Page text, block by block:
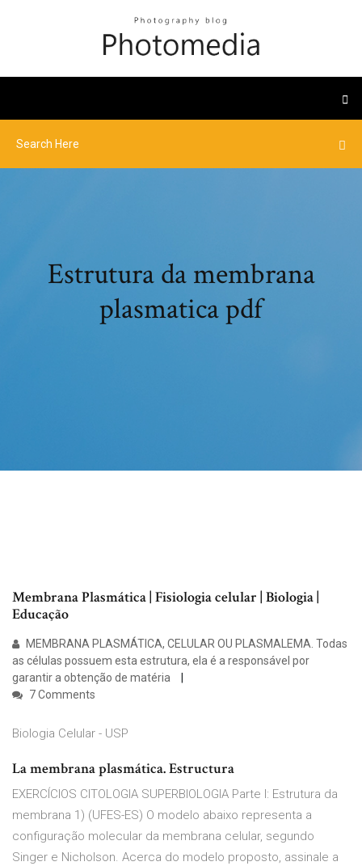
Estrutura da membrana
plasmatica pdf
Membrana Plasmática | Fisiologia celular | Biologia |
Educação
MEMBRANA PLASMÁTICA, CELULAR OU PLASMALEMA. Todas
as células possuem esta estrutura, ela é a responsável por
garantir a obtenção de matéria
7 Comments
Biologia Celular - USP
La membrana plasmática. Estructura
EXERCÍCIOS CITOLOGIA SUPERBIOLOGIA Parte I: Estrutura da
membrana 1) (UFES-ES) O modelo abaixo representa a
configuração molecular da membrana celular, segundo
Singer e Nicholson. Acerca do modelo proposto, assinale a